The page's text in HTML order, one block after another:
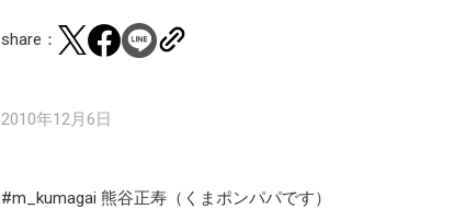
share：
2010年12月6日
#m_kumagai 熊谷正寿（くまポンパパです）